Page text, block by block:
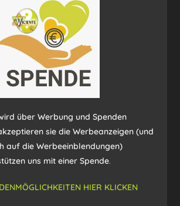
über Werbung und Spenden
sie die Werbeanzeigen (und
auf die Werbeeinblendungen)
uns mit einer Spende.
HIER KLICKEN